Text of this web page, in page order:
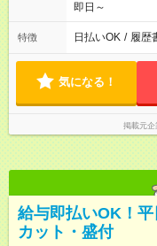
即日～
特徴 日払いOK / 履歴
気になる！
掲載元企
給与即払いOK！
カット・盛付